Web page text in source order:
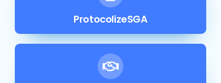
ProtocolizeSGA